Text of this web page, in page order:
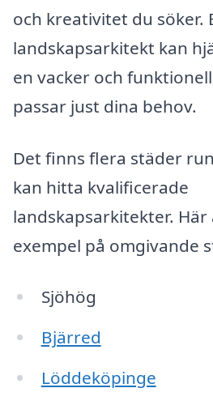
och kreativitet du söker.
landskapsarkitekt kan
en vacker och
passar just dina behov.
Det finns flera städer
kan hitta kvalificerade
landskapsarkitekter. Här
exempel på omgivande
Sjöhög
Bjärred
Löddeköpinge